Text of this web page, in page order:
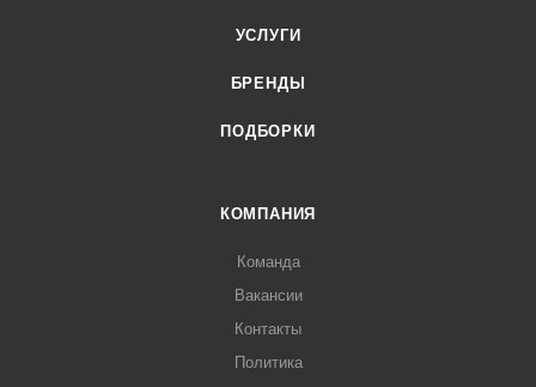
УСЛУГИ
БРЕНДЫ
ПОДБОРКИ
КОМПАНИЯ
Команда
Вакансии
Контакты
Политика